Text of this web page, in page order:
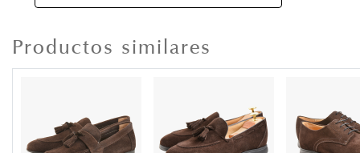
Productos similares